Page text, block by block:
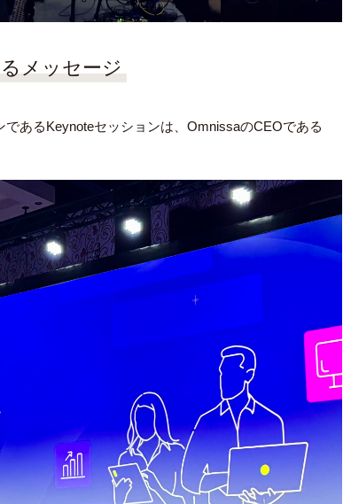
メッセージ
あるKeynoteセッションは、OmnissaのCEOである